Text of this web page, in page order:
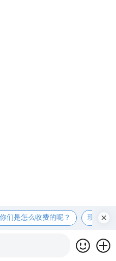
你们是怎么收费的呢？ 现在有